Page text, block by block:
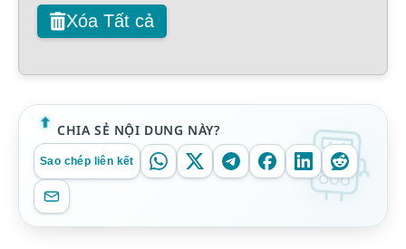
Xóa Tất cả
CHIA SẺ NỘI DUNG NÀY?
Sao chép liên kết